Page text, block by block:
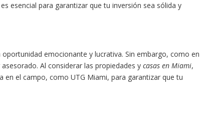
esencial para garantizar que tu inversión sea sólida y
emocionante y lucrativa. Sin embargo, como en
Al considerar las propiedades ycasas en Miami,
el campo, como UTG Miami, para garantizar que tu